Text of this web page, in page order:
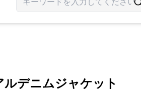
デニムジャケット